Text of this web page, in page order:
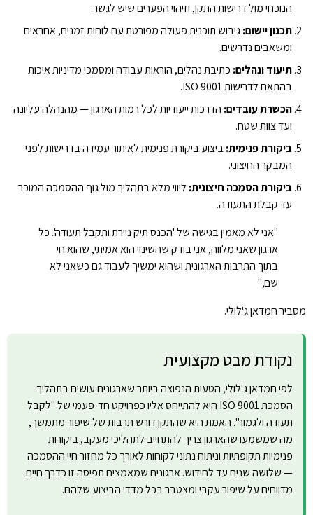
הנוכחי מול דרישות התקן, וזיהוי הפערים שיש לגשר.
תכנון יישום:גיבוש תוכנית פעולה מפורטת עם לוחות זמנים, אחראים
ומשאבים נדרשים.
תיעוד ונהלים: כתיבת נהלים, הוראות עבודה ומסמכי מדיניות איכות
בהתאם לדרישות ISO 9001.
הכשרת עובדים: הדרכות ייעודיות לכל רמות הארגון — מהנהלה עליונה
ועד צוות שטח.
ביקורת פנימית:ביצוע ביקורת פנימית לאיתור עמידה בדרישות לפני
המבקר החיצוני.
ביקורת הסמכה חיצונית: ליווי מלא בתהליך מול גוף ההסמכה המוכר
עד קבלת התעודה.
"אני לא מאמין בגישה של 'הכנס תיק ניירת ותקבל תעודה'. כל
ארגון שאני מלווה, אני בודק שהשינוי הוא אמיתי, שהוא חי
בתוך התרבות הארגונית ושהוא ימשיך לעבוד גם כשאני לא
שם,"
מסביר חמדאן ג'לולי.
נקודת מבט מקצועית
לפי חמדאן ג'לולי, הטעות הנפוצה ביותר שארגונים עושים בתהליך
הסמכת ISO 9001 היא להתייחס אליו כפרויקט חד-פעמי של "לקבל
תעודה ולגמור". האמת היא שהתקן דורש תרבות של שיפור מתמשך,
מה שמשמעו שהארגון צריך להתחייב לתהליכי מעקב, ביקורות
פנימיות תקופתיות וניתוח נתוני לקוחות לאורך כל מחזור חיי ההסמכה
— שלושה שנים עד לחידוש. ארגונים שמאמצים תפיסה זו כדרך חיים
מדווחים על שיפור עקבי ומצטבר בכל מדדי הביצוע שלהם.